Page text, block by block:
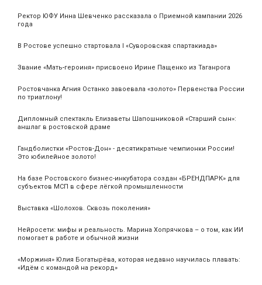
Ректор ЮФУ Инна Шевченко рассказала о Приемной кампании 2026
года
В Ростове успешно стартовала I «Суворовская спартакиада»
Звание «Мать‑героиня» присвоено Ирине Пащенко из Таганрога
Ростовчанка Агния Останко завоевала «золото» Первенства России
по триатлону!
Дипломный спектакль Елизаветы Шапошниковой «Старший сын»:
аншлаг в ростовской драме
Гандболистки «Ростов-Дон» - десятикратные чемпионки России!
Это юбилейное золото!
На базе Ростовского бизнес-инкубатора создан «БРЕНДПАРК» для
субъектов МСП в сфере лёгкой промышленности
Выставка «Шолохов. Сквозь поколения»
Нейросети: мифы и реальность. Марина Хопрячкова – о том, как ИИ
помогает в работе и обычной жизни
«Моржиня» Юлия Богатырёва, которая недавно научилась плавать:
«Идём с командой на рекорд»